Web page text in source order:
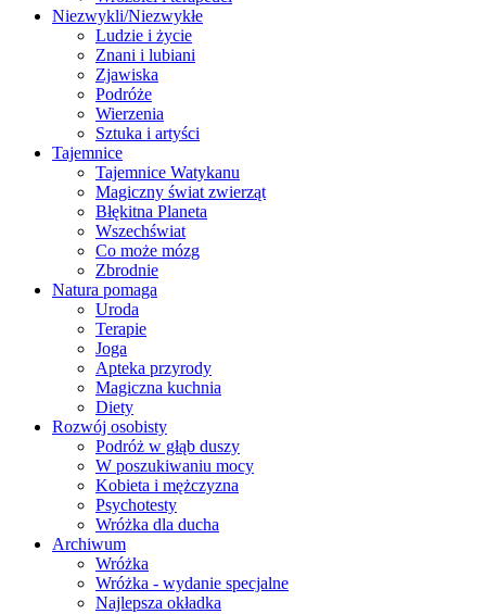
Niezwykli/Niezwykłe
Ludzie i życie
Znani i lubiani
Zjawiska
Podróże
Wierzenia
Sztuka i artyści
Tajemnice
Tajemnice Watykanu
Magiczny świat zwierząt
Błękitna Planeta
Wszechświat
Co może mózg
Zbrodnie
Natura pomaga
Uroda
Terapie
Joga
Apteka przyrody
Magiczna kuchnia
Diety
Rozwój osobisty
Podróż w głąb duszy
W poszukiwaniu mocy
Kobieta i mężczyzna
Psychotesty
Wróżka dla ducha
Archiwum
Wróżka
Wróżka - wydanie specjalne
Najlepsza okładka